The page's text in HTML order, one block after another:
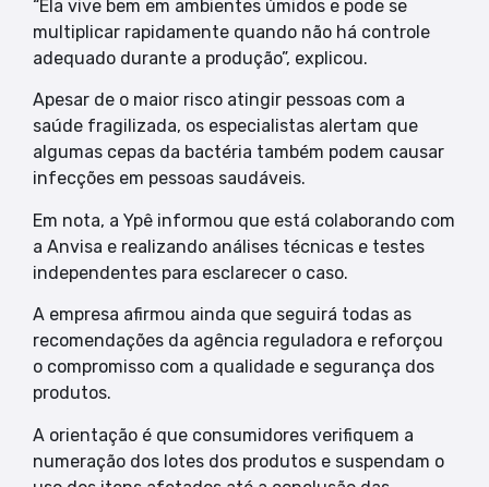
“Ela vive bem em ambientes úmidos e pode se
multiplicar rapidamente quando não há controle
adequado durante a produção”, explicou.
Apesar de o maior risco atingir pessoas com a
saúde fragilizada, os especialistas alertam que
algumas cepas da bactéria também podem causar
infecções em pessoas saudáveis.
Em nota, a Ypê informou que está colaborando com
a Anvisa e realizando análises técnicas e testes
independentes para esclarecer o caso.
A empresa afirmou ainda que seguirá todas as
recomendações da agência reguladora e reforçou
o compromisso com a qualidade e segurança dos
produtos.
A orientação é que consumidores verifiquem a
numeração dos lotes dos produtos e suspendam o